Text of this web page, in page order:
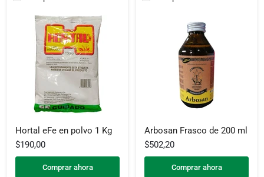
eFe
en
polvo
1
Hortal eFe en polvo 1 Kg
$190,00
Comprar ahora
Frasco
de
200
ml
Arbosan Frasco de 200 ml
$502,20
Comprar ahora